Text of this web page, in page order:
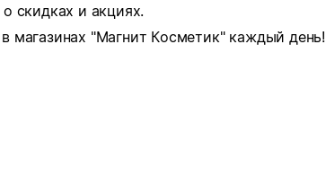
о скидках и акциях.
магазинах "Магнит Косметик" каждый день!